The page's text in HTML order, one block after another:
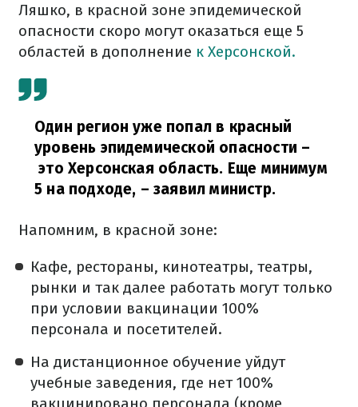
Ляшко, в красной зоне эпидемической
опасности скоро могут оказаться еще 5
областей в дополнение к Херсонской.
Один регион уже попал в красный
уровень эпидемической опасности –
это Херсонская область. Еще минимум
5 на подходе, – заявил министр.
Напомним, в красной зоне:
Кафе, рестораны, кинотеатры, театры,
рынки и так далее работать могут только
при условии вакцинации 100%
персонала и посетителей.
На дистанционное обучение уйдут
учебные заведения, где нет 100%